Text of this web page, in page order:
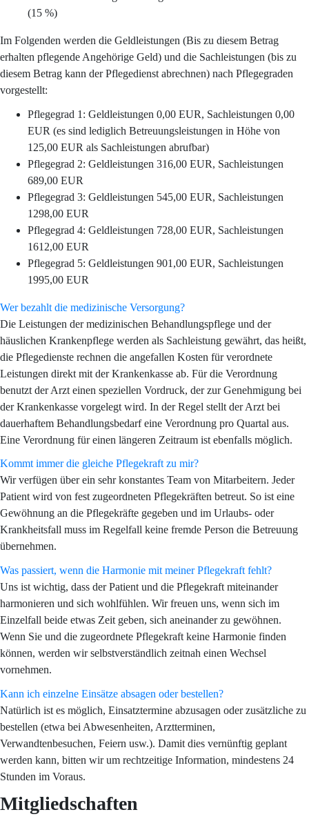
(15 %)
Im Folgenden werden die Geldleistungen (Bis zu diesem Betrag
erhalten pflegende Angehörige Geld) und die Sachleistungen (bis zu
diesem Betrag kann der Pflegedienst abrechnen) nach Pflegegraden
vorgestellt:
Pflegegrad 1: Geldleistungen 0,00 EUR, Sachleistungen 0,00
EUR (es sind lediglich Betreuungsleistungen in Höhe von
125,00 EUR als Sachleistungen abrufbar)
Pflegegrad 2: Geldleistungen 316,00 EUR, Sachleistungen
689,00 EUR
Pflegegrad 3: Geldleistungen 545,00 EUR, Sachleistungen
1298,00 EUR
Pflegegrad 4: Geldleistungen 728,00 EUR, Sachleistungen
1612,00 EUR
Pflegegrad 5: Geldleistungen 901,00 EUR, Sachleistungen
1995,00 EUR
Wer bezahlt die medizinische Versorgung?
Die Leistungen der medizinischen Behandlungspflege und der
häuslichen Krankenpflege werden als Sachleistung gewährt, das heißt,
die Pflegedienste rechnen die angefallen Kosten für verordnete
Leistungen direkt mit der Krankenkasse ab. Für die Verordnung
benutzt der Arzt einen speziellen Vordruck, der zur Genehmigung bei
der Krankenkasse vorgelegt wird. In der Regel stellt der Arzt bei
dauerhaftem Behandlungsbedarf eine Verordnung pro Quartal aus.
Eine Verordnung für einen längeren Zeitraum ist ebenfalls möglich.
Kommt immer die gleiche Pflegekraft zu mir?
Wir verfügen über ein sehr konstantes Team von Mitarbeitern. Jeder
Patient wird von fest zugeordneten Pflegekräften betreut. So ist eine
Gewöhnung an die Pflegekräfte gegeben und im Urlaubs- oder
Krankheitsfall muss im Regelfall keine fremde Person die Betreuung
übernehmen.
Was passiert, wenn die Harmonie mit meiner Pflegekraft fehlt?
Uns ist wichtig, dass der Patient und die Pflegekraft miteinander
harmonieren und sich wohlfühlen. Wir freuen uns, wenn sich im
Einzelfall beide etwas Zeit geben, sich aneinander zu gewöhnen.
Wenn Sie und die zugeordnete Pflegekraft keine Harmonie finden
können, werden wir selbstverständlich zeitnah einen Wechsel
vornehmen.
Kann ich einzelne Einsätze absagen oder bestellen?
Natürlich ist es möglich, Einsatztermine abzusagen oder zusätzliche zu
bestellen (etwa bei Abwesenheiten, Arztterminen,
Verwandtenbesuchen, Feiern usw.). Damit dies vernünftig geplant
werden kann, bitten wir um rechtzeitige Information, mindestens 24
Stunden im Voraus.
Mitgliedschaften